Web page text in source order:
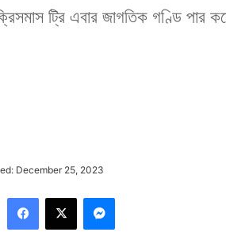
ট্রি এবার জাগতিক গণ্ডি পার
December 25, 2023